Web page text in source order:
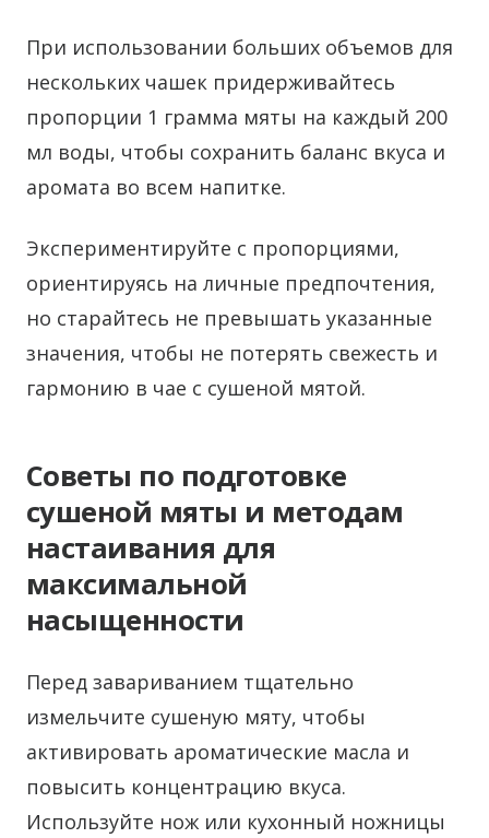
При использовании больших объемов для
нескольких чашек придерживайтесь
пропорции 1 грамма мяты на каждый 200
мл воды, чтобы сохранить баланс вкуса и
аромата во всем напитке.
Экспериментируйте с пропорциями,
ориентируясь на личные предпочтения,
но старайтесь не превышать указанные
значения, чтобы не потерять свежесть и
гармонию в чае с сушеной мятой.
Советы по подготовке
сушеной мяты и методам
настаивания для
максимальной
насыщенности
Перед завариванием тщательно
измельчите сушеную мяту, чтобы
активировать ароматические масла и
повысить концентрацию вкуса.
Используйте нож или кухонный ножницы